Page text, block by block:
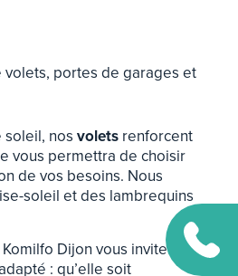
portes de garages et
soleil, nos volets renforcent
vous permettra de choisir
de vos besoins. Nous
soleil et des lambrequins
Dijon vous invite à
: qu’elle soit